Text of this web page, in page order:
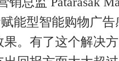
能型智能购物广
果。有了这个解决